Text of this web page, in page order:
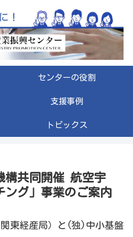
センターの役割
支援事例
トピックス
構共同開催 航空宇
ング」事業のご案内
東経産局）と(独)中小基盤